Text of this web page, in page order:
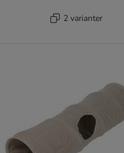
2 varianter